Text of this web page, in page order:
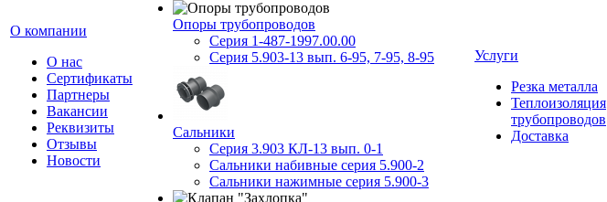
О компании
О нас
Сертификаты
Партнеры
Вакансии
Реквизиты
Отзывы
Новости
Опоры трубопроводов
Серия 1-487-1997.00.00
Серия 5.903-13 вып. 6-95, 7-95, 8-95
Сальники
Серия 3.903 КЛ-13 вып. 0-1
Сальники набивные серия 5.900-2
Сальники нажимные серия 5.900-3
Услуги
Резка металла
Теплоизоляция
трубопроводов
Доставка